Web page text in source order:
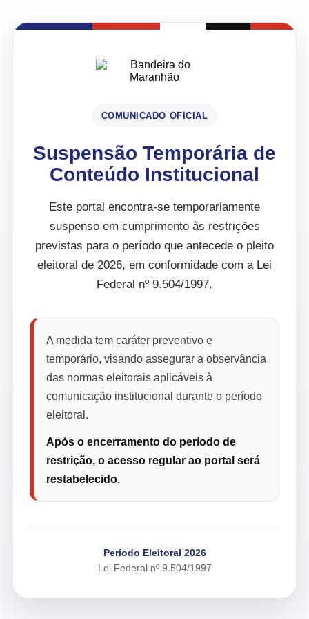
COMUNICADO OFICIAL
Suspensão Temporária de
Conteúdo Institucional
Este portal encontra-se temporariamente
suspenso em cumprimento às restrições
previstas para o período que antecede o pleito
eleitoral de 2026, em conformidade com a Lei
Federal nº 9.504/1997.
A medida tem caráter preventivo e
temporário, visando assegurar a observância
das normas eleitorais aplicáveis à
comunicação institucional durante o período
eleitoral.
Após o encerramento do período de
restrição, o acesso regular ao portal será
restabelecido.
Período Eleitoral 2026
Lei Federal nº 9.504/1997